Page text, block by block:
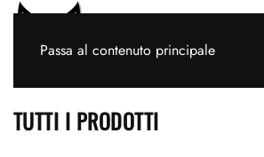
Passa al contenuto principale
TUTTI I PRODOTTI